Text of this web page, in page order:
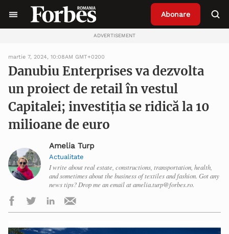
Abonare
ADVERTISEMENT
martie 7, 2024, 10:08AM GMT+0200
Danubiu Enterprises va dezvolta
un proiect de retail în vestul
Capitalei; investiția se ridică la 10
milioane de euro
Amelia Turp
Actualitate
I write about real estate, constructions, transportation, health,
and sometimes about the business of textiles and fashion. Got any
news tips? Drop me an email at amelia.turp@forbes.ro.